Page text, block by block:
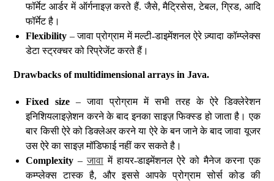
फॉर्मेट आर्डर में ऑर्गनाइज़ करते हैं. जैसे, मैट्रिसेस, टेबल, ग्रिड, आदि
फॉर्मेट है।
Flexibility – जावा प्रोग्राम में मल्टी-डाइमेंशनल ऐरे ज़्यादा कॉम्प्लेक्स
डेटा स्ट्रक्चर को रिप्रेजेंट करते हैं।
Drawbacks of multidimensional arrays in Java.
Fixed size – जावा प्रोग्राम में सभी तरह के ऐरे डिक्लेरेशन
इनिशियलाइज़ेशन करने के बाद इनका साइज़ फिक्स्ड हो जाता है। एक
बार किसी ऐरे को डिक्लेअर करने या ऐरे के बन जाने के बाद जावा यूजर
उस ऐरे का साइज़ मॉडिफाई नहीं कर सकते है।
Complexity –जावा में हायर-डाइमेंशनल ऐरे को मैनेज करना एक
कम्प्लेक्स टास्क है, और इससे आपके प्रोग्राम सोर्स कोड की